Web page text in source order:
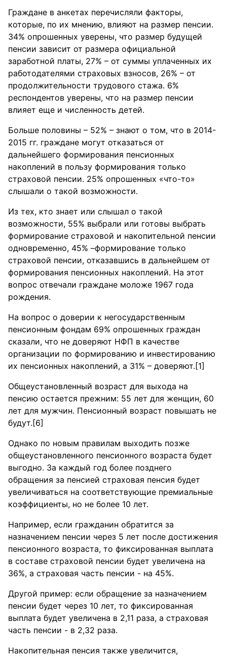
Граждане в анкетах перечисляли факторы,
которые, по их мнению, влияют на размер пенсии.
34% опрошенных уверены, что размер будущей
пенсии зависит от размера официальной
заработной платы, 27% – от суммы уплаченных их
работодателями страховых взносов, 26% – от
продолжительности трудового стажа. 6%
респондентов уверены, что на размер пенсии
влияет еще и численность детей.
Больше половины – 52% – знают о том, что в 2014-
2015 гг. граждане могут отказаться от
дальнейшего формирования пенсионных
накоплений в пользу формирования только
страховой пенсии. 25% опрошенных «что-то»
слышали о такой возможности.
Из тех, кто знает или слышал о такой
возможности, 55% выбрали или готовы выбрать
формирование страховой и накопительной пенсии
одновременно, 45% –формирование только
страховой пенсии, отказавшись в дальнейшем от
формирования пенсионных накоплений. На этот
вопрос отвечали граждане моложе 1967 года
рождения.
На вопрос о доверии к негосударственным
пенсионным фондам 69% опрошенных граждан
сказали, что не доверяют НФП в качестве
организации по формированию и инвестированию
их пенсионных накоплений, а 31% – доверяют.[1]
Общеустановленный возраст для выхода на
пенсию остается прежним: 55 лет для женщин, 60
лет для мужчин. Пенсионный возраст повышать не
будут.[6]
Однако по новым правилам выходить позже
общеустановленного пенсионного возраста будет
выгодно. За каждый год более позднего
обращения за пенсией страховая пенсия будет
увеличиваться на соответствующие премиальные
коэффициенты, но не более 10 лет.
Например, если гражданин обратится за
назначением пенсии через 5 лет после достижения
пенсионного возраста, то фиксированная выплата
в составе страховой пенсии будет увеличена на
36%, а страховая часть пенсии - на 45%.
Другой пример: если обращение за назначением
пенсии будет через 10 лет, то фиксированная
выплата будет увеличена в 2,11 раза, а страховая
часть пенсии - в 2,32 раза.
Накопительная пенсия также увеличится,